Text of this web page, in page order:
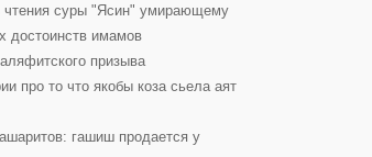
чтения суры "Ясин" умирающему
достоинств имамов
призыва
про то что якобы коза сьела аят
гашиш продается у